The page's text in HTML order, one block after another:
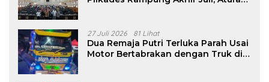
27 Juli 2026 81 Lihat
Dua Remaja Putri Terluka Parah Usai
Motor Bertabrakan dengan Truk di